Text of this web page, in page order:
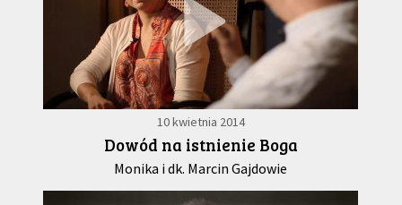
10 kwietnia 2014
Dowód na istnienie Boga
Monika i dk. Marcin Gajdowie